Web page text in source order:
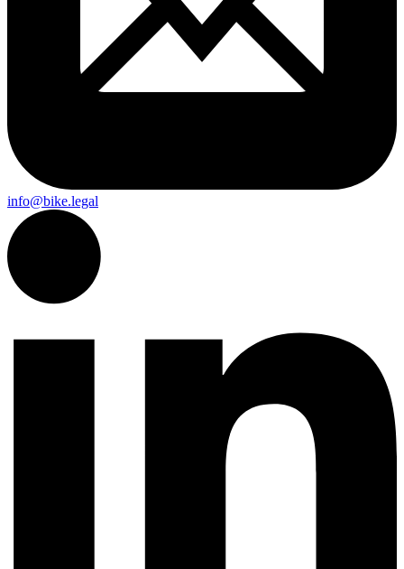
info@bike.legal